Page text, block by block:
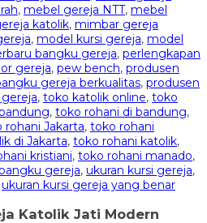
, mebel gereja NTT, mebel
katolik, mimbar gereja
, model kursi gereja, model
bangku gereja, perlengkapan
gereja, pew bench, produsen
gereja berkualitas, produsen
, toko katolik online, toko
, toko rohani di bandung,
rohani Jakarta, toko rohani
di Jakarta, toko rohani katolik,
kristiani, toko rohani manado,
gereja, ukuran kursi gereja,
ukuran kursi gereja yang benar
Katolik Jati Modern